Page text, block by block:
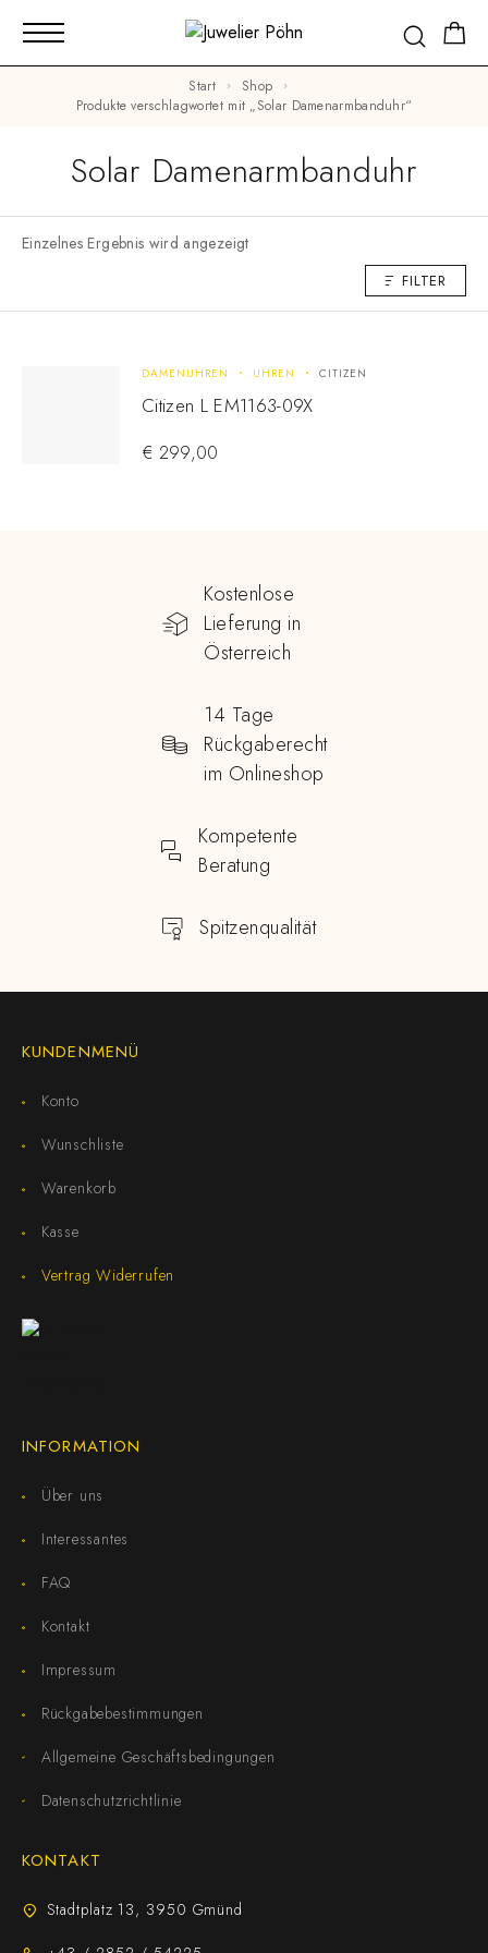
Start
Shop
Produkte verschlagwortet mit „Solar Damenarmbanduhr“
Solar Damenarmbanduhr
Einzelnes Ergebnis wird angezeigt
FILTER
DAMENUHREN UHREN CITIZEN
Citizen L EM1163-09X
€ 299,00
Kostenlose
Lieferung in
Österreich
14 Tage
Rückgaberecht
im Onlineshop
Kompetente
Beratung
Spitzenqualität
KUNDENMENÜ
Konto
Wunschliste
Warenkorb
Kasse
Vertrag Widerrufen
INFORMATION
Über uns
Interessantes
FAQ
Kontakt
Impressum
Rückgabebestimmungen
Allgemeine Geschäftsbedingungen
Datenschutzrichtlinie
KONTAKT
Stadtplatz 13, 3950 Gmünd